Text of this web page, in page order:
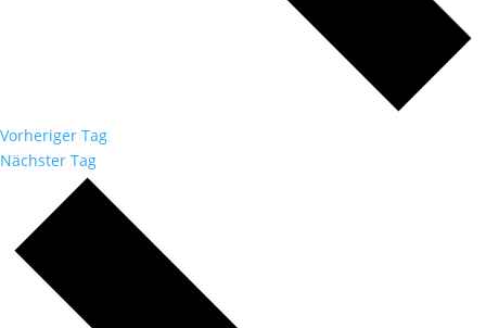
Vorheriger Tag
Nächster Tag